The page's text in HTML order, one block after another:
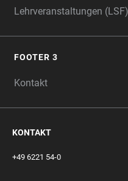
Lehrveranstaltungen (LSF)
FOOTER 3
Kontakt
KONTAKT
+49 6221 54-0